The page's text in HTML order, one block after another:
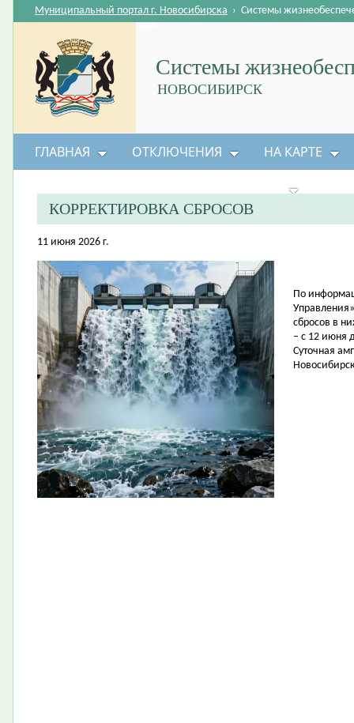
Системы
НОВОСИБИРСК
Муниципальный портал г. Новосибирска › Системы
ГЛАВНАЯ ОТКЛЮЧЕНИЯ НА КАРТЕ
КОРРЕКТИРОВКА СБРОСОВ
11 июня 2026 г.
По
сбросов в
– с 12 июня
Суточная